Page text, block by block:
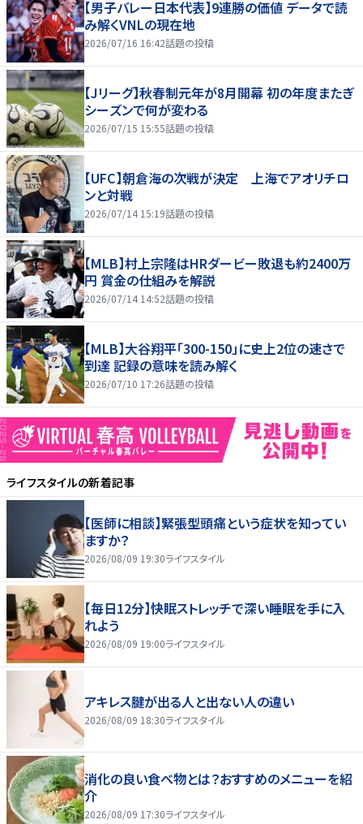
【男子バレー日本代表】9連勝の価値 データで読
み解くVNLの現在地
2026/07/16 16:42話題の投稿
【Jリーグ】秋春制元年が8月開幕 初の年度またぎ
シーズンで何が変わる
2026/07/15 15:55話題の投稿
【UFC】朝倉海の次戦が決定 上海でアオリチロ
ンと対戦
2026/07/14 15:19話題の投稿
【MLB】村上宗隆はHRダービー敗退も約2400万
円 賞金の仕組みを解説
2026/07/14 14:52話題の投稿
【MLB】大谷翔平「300-150」に史上2位の速さで
到達 記録の意味を読み解く
2026/07/10 17:26話題の投稿
ライフスタイルの新着記事
【医師に相談】緊張型頭痛という症状を知ってい
ますか？
2026/08/09 19:30ライフスタイル
【毎日12分】快眠ストレッチで深い睡眠を手に入
れよう
2026/08/09 19:00ライフスタイル
アキレス腱が出る人と出ない人の違い
2026/08/09 18:30ライフスタイル
消化の良い食べ物とは？おすすめのメニューを紹
介
2026/08/09 17:30ライフスタイル